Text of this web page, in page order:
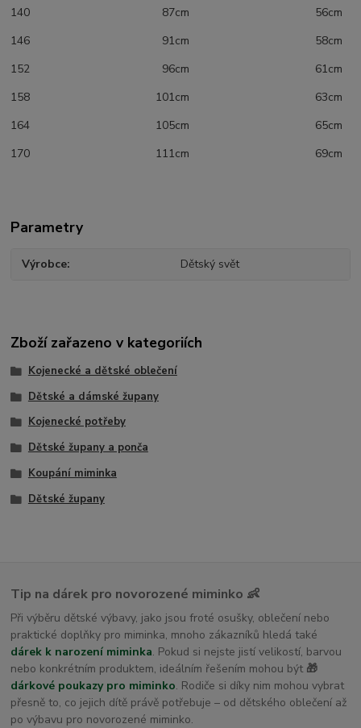
140 87cm 56cm
146 91cm 58cm
152 96cm 61cm
158 101cm 63cm
164 105cm 65cm
170 111cm 69cm
Parametry
Výrobce Dětský svět
Zboží zařazeno v kategoriích
Kojenecké a dětské oblečení
Dětské a dámské župany
Kojenecké potřeby
Dětské župany a ponča
Koupání miminka
Dětské župany
Tip na dárek pro novorozené miminko 👶
Při výběru dětské výbavy, jako jsou froté osušky, oblečení nebo
praktické doplňky pro miminka, mnoho zákazníků hledá také
dárek k narození miminka. Pokud si nejste jistí velikostí, barvou
nebo konkrétním produktem, ideálním řešením mohou být 🎁
dárkové poukazy pro miminko. Rodiče si díky nim mohou vybrat
přesně to, co jejich dítě právě potřebuje – od dětského oblečení až
po výbavu pro novorozené miminko.